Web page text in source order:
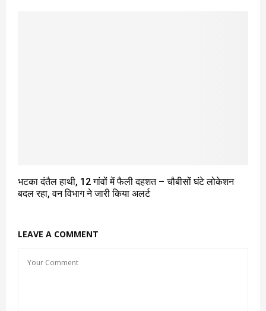
भटका दंतैल हाथी, 12 गांवों में फैली दहशत – चौबीसों घंटे लोकेशन
बदल रहा, वन विभाग ने जारी किया अलर्ट
LEAVE A COMMENT